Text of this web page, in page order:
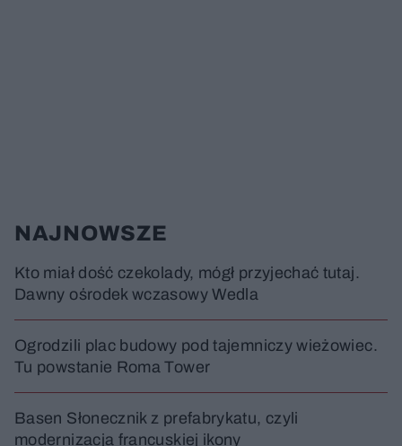
NAJNOWSZE
Kto miał dość czekolady, mógł przyjechać tutaj.
Dawny ośrodek wczasowy Wedla
Ogrodzili plac budowy pod tajemniczy wieżowiec.
Tu powstanie Roma Tower
Basen Słonecznik z prefabrykatu, czyli
modernizacja francuskiej ikony